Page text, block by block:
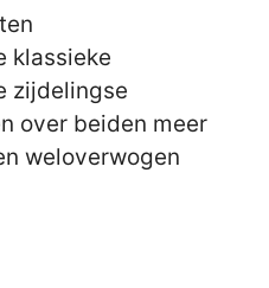
klassieke
zijdelingse
over beiden meer
weloverwogen